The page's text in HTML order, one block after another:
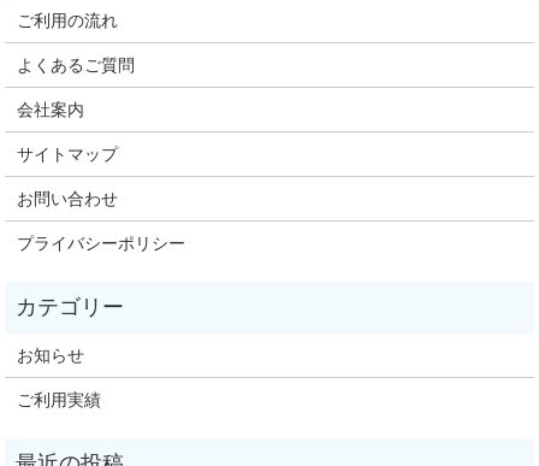
ご利用の流れ
よくあるご質問
会社案内
サイトマップ
お問い合わせ
プライバシーポリシー
お知らせ
ご利用実績